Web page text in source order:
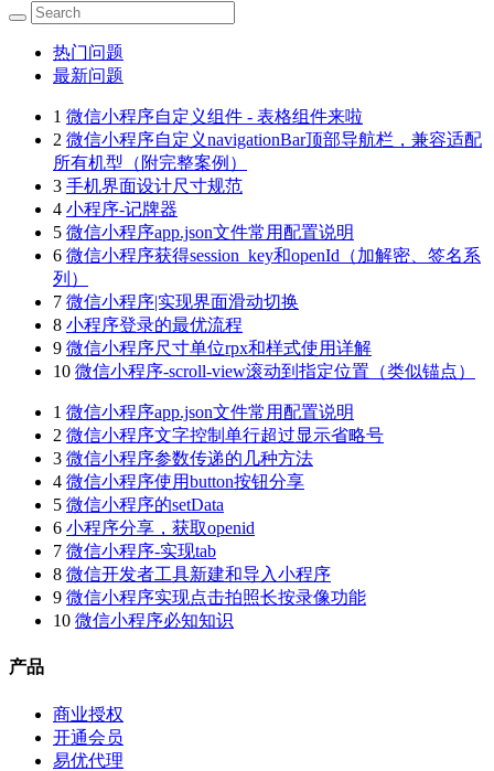
热门问题
最新问题
1 微信小程序自定义组件 - 表格组件来啦
2 微信小程序自定义navigationBar顶部导航栏，兼容适配
所有机型（附完整案例）
3 手机界面设计尺寸规范
4 小程序-记牌器
5 微信小程序app.json文件常用配置说明
6 微信小程序获得session_key和openId（加解密、签名系
列）
7 微信小程序|实现界面滑动切换
8 小程序登录的最优流程
9 微信小程序尺寸单位rpx和样式使用详解
10 微信小程序-scroll-view滚动到指定位置（类似锚点）
1 微信小程序app.json文件常用配置说明
2 微信小程序文字控制单行超过显示省略号
3 微信小程序参数传递的几种方法
4 微信小程序使用button按钮分享
5 微信小程序的setData
6 小程序分享，获取openid
7 微信小程序-实现tab
8 微信开发者工具新建和导入小程序
9 微信小程序实现点击拍照长按录像功能
10 微信小程序必知知识
产品
商业授权
开通会员
易优代理